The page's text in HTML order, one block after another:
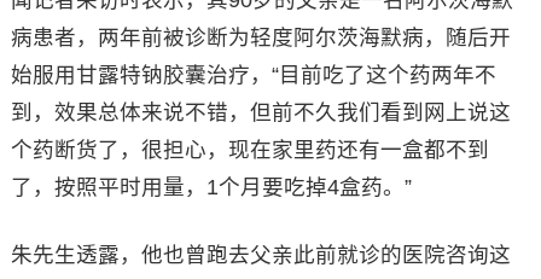
病患者，两年前被诊断为轻度阿尔茨海默病，随后开
始服用甘露特钠胶囊治疗，“目前吃了这个药两年不
到，效果总体来说不错，但前不久我们看到网上说这
个药断货了，很担心，现在家里药还有一盒都不到
了，按照平时用量，1个月要吃掉4盒药。”
朱先生透露，他也曾跑去父亲此前就诊的医院咨询这